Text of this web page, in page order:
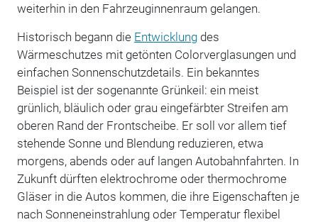
weiterhin in den Fahrzeuginnenraum gelangen.
Historisch begann die Entwicklungdes
Wärmeschutzes mit getönten Colorverglasungen und
einfachen Sonnenschutzdetails. Ein bekanntes
Beispiel ist der sogenannte Grünkeil: ein meist
grünlich, bläulich oder grau eingefärbter Streifen am
oberen Rand der Frontscheibe. Er soll vor allem tief
stehende Sonne und Blendung reduzieren, etwa
morgens, abends oder auf langen Autobahnfahrten. In
Zukunft dürften elektrochrome oder thermochrome
Gläser in die Autos kommen, die ihre Eigenschaften je
nach Sonneneinstrahlung oder Temperatur flexibel